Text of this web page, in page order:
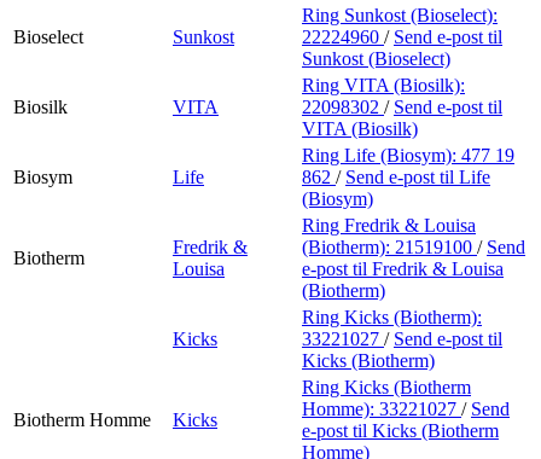
Bioselect Sunkost
Ring Sunkost (Bioselect):
22224960 / Send e-post til
Sunkost (Bioselect)
Biosilk VITA
Ring VITA (Biosilk):
22098302 / Send e-post til
VITA (Biosilk)
Biosym Life
Ring Life (Biosym): 477 19
862 / Send e-post til Life
(Biosym)
Biotherm
Fredrik &
Louisa
Ring Fredrik & Louisa
(Biotherm): 21519100 / Send
e-post til Fredrik & Louisa
(Biotherm)
Kicks
Ring Kicks (Biotherm):
33221027 / Send e-post til
Kicks (Biotherm)
Biotherm Homme Kicks
Ring Kicks (Biotherm
Homme): 33221027 / Send
e-post til Kicks (Biotherm
Homme)